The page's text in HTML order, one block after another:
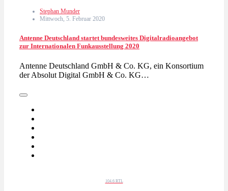
Stephan Munder
Mittwoch, 5. Februar 2020
Antenne Deutschland startet bundesweites Digitalradioangebot
zur Internationalen Funkausstellung 2020
Antenne Deutschland GmbH & Co. KG, ein Konsortium
der Absolut Digital GmbH & Co. KG…
104.6 RTL